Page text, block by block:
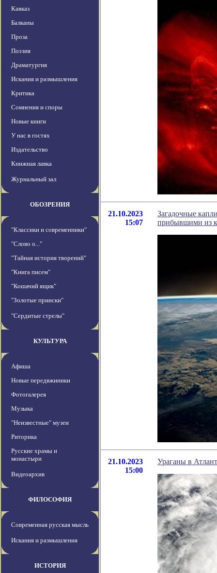
Кавказ
Балканы
Проза
Поэзия
Драматургия
Искания и размышления
Критика
Сомнения и споры
Новые книги
У нас в гостях
Издательство
Книжная лавка
Журнальный зал
ОБОЗРЕНИЯ
"Классики и современники"
"Слово о..."
"Тайная история творений"
"Книга писем"
"Кошачий ящик"
"Золотые прииски"
"Сердитые стрелы"
КУЛЬТУРА
Афиша
Новые передвжиники
Фотогалерея
Музыка
"Неизвестные" музеи
Риторика
Русские храмы и
монастыри
Видеоархив
ФИЛОСОФИЯ
Современная русская мысль
Искания и размышления
ИСТОРИЯ
21.10.2023
15:07
Загадочные
прибывшими из
21.10.2023
15:00
Ураганы в